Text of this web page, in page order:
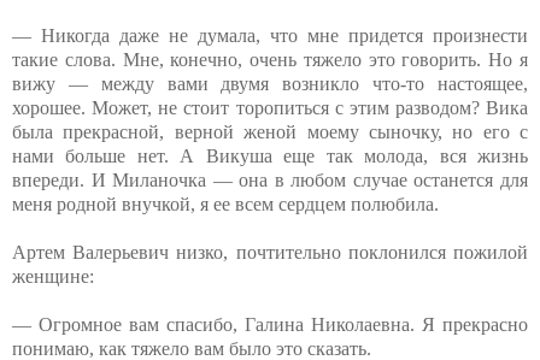
— Никогда даже не думала, что мне придется произнести
такие слова. Мне, конечно, очень тяжело это говорить. Но я
вижу — между вами двумя возникло что-то настоящее,
хорошее. Может, не стоит торопиться с этим разводом? Вика
была прекрасной, верной женой моему сыночку, но его с
нами больше нет. А Викуша еще так молода, вся жизнь
впереди. И Миланочка — она в любом случае останется для
меня родной внучкой, я ее всем сердцем полюбила.
Артем Валерьевич низко, почтительно поклонился пожилой
женщине:
— Огромное вам спасибо, Галина Николаевна. Я прекрасно
понимаю, как тяжело вам было это сказать.